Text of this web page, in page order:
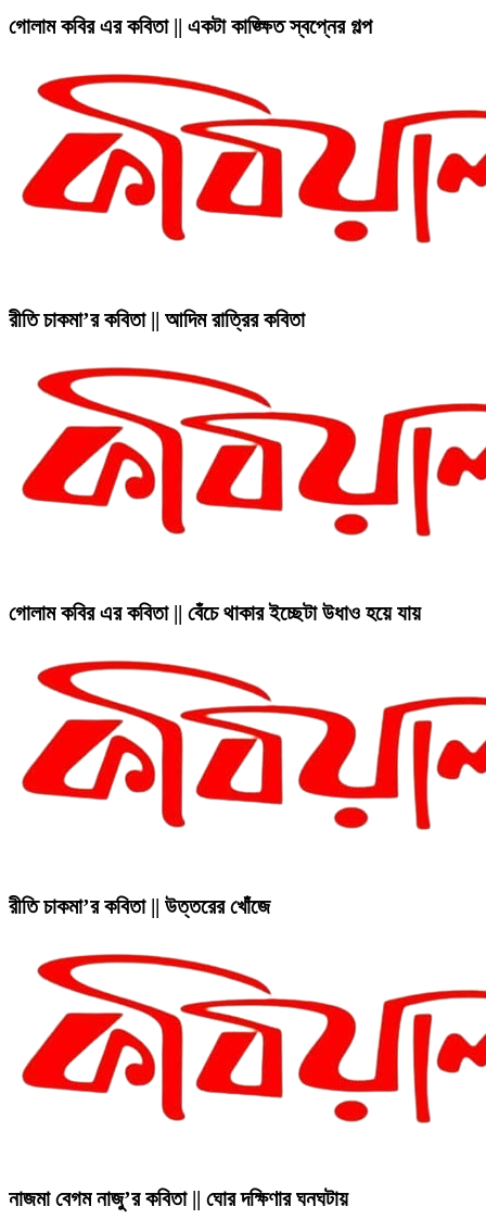
গোলাম কবির এর কবিতা || একটা কাঙ্ক্ষিত স্বপ্নের গল্প
রীতি চাকমা’র কবিতা || আদিম রাত্রির কবিতা
গোলাম কবির এর কবিতা || বেঁচে থাকার ইচ্ছেটা উধাও হয়ে যায়
রীতি চাকমা’র কবিতা || উত্তরের খোঁজে
নাজমা বেগম নাজু’র কবিতা || ঘোর দক্ষিণার ঘনঘটায়